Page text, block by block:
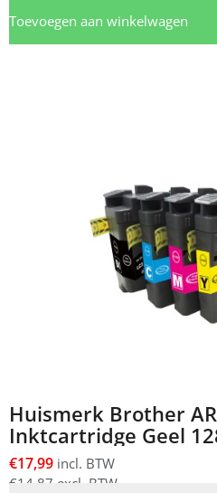
Toevoegen aan winkelwagen
Huismerk Brother
Inktcartridge Geel
€17,99 incl. BTW
€14,87 excl. BTW